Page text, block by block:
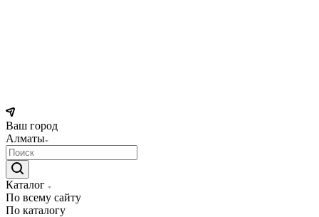
Ваш город
Алматы
Каталог
По всему сайту
По каталогу